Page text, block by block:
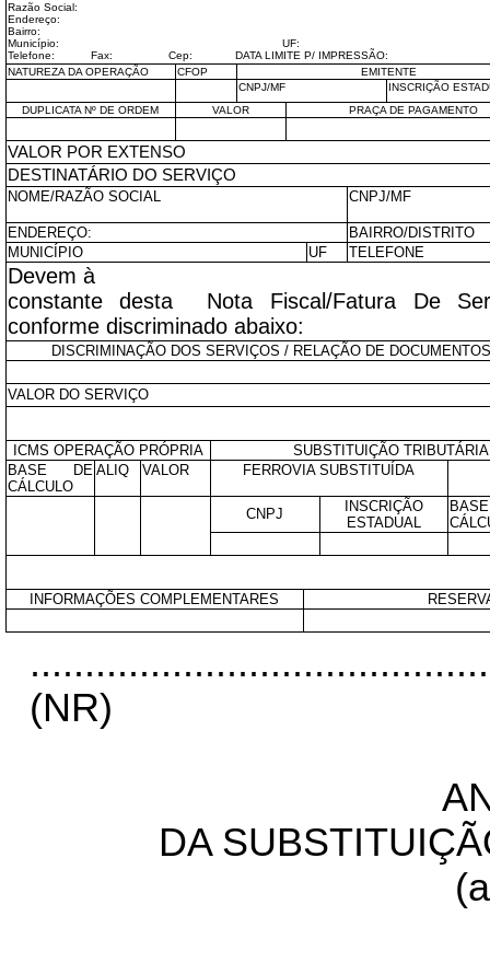
Razão Social:
Endereço:
Bairro:
Município: UF:
Telefone: Fax: Cep: DATA LIMITE P/ IMPRESSÃO:
NATUREZA DA OPERAÇÃO
CFOP
EMITENTE
CNPJ/MF
INSCRIÇÃO
DUPLICATA Nº DE ORDEM
VALOR PRAÇA DE PAGAMENTO
VALOR POR EXTENSO
DESTINATÁRIO DO SERVIÇO
NOME/RAZÃO SOCIAL CNPJ/MF
ENDEREÇO:
BAIRRO/DISTRITO
MUNICÍPIO
UF TELEFONE
Devem à , a
constante desta Nota Fiscal/Fatura De
conforme discriminado abaixo:
DISCRIMINAÇÃO DOS SERVIÇOS / RELAÇÃO DE DOCUMENTOS
VALOR DO SERVIÇO
ICMS OPERAÇÃO PRÓPRIA
SUBSTITUIÇÃO
BASE DE
CÁLCULO
ALIQ VALOR FERROVIA SUBSTITUÍDA
CNPJ
INSCRIÇÃO
ESTADUAL
INFORMAÇÕES COMPLEMENTARES
(NR)
DA